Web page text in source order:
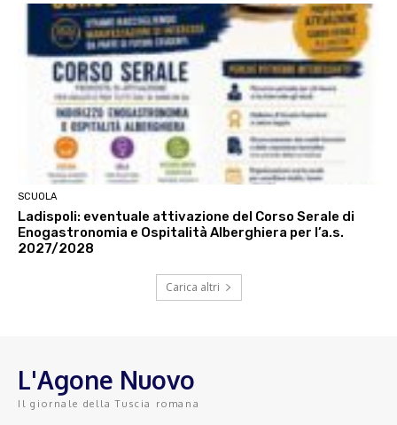
SCUOLA
Ladispoli: eventuale attivazione del Corso Serale di
Enogastronomia e Ospitalità Alberghiera per l’a.s.
2027/2028
Carica altri
L'Agone Nuovo
Il giornale della Tuscia romana